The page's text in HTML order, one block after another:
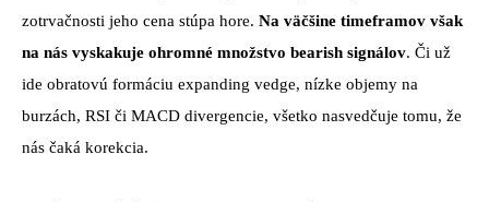
zotrvačnosti jeho cena stúpa hore. Na väčšine timeframov však
na nás vyskakuje ohromné množstvo bearish signálov. Či už
ide obratovú formáciu expanding vedge, nízke objemy na
burzách, RSI či MACD divergencie, všetko nasvedčuje tomu, že
nás čaká korekcia.